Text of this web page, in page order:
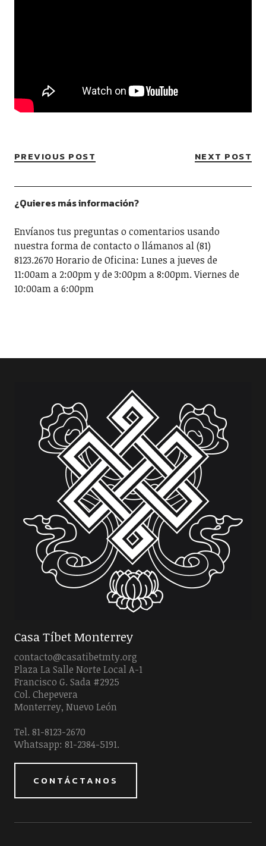
PREVIOUS POST NEXT POST
¿Quieres más información?
Envíanos tus preguntas o comentarios usando
nuestra forma de contacto o llámanos al (81)
8123.2670 Horario de Oficina: Lunes a jueves de
11:00am a 2:00pm y de 3:00pm a 8:00pm. Viernes de
10:00am a 6:00pm
Casa Tíbet Monterrey
contacto@casatibetmty.org
Plaza La Salle Norte Local A-1
Francisco G. Sada #2925
Col. Chepevera
Monterrey, Nuevo León
Tel. 81-8123-2670
Whatsapp: 81-2384-5191.
CONTÁCTANOS